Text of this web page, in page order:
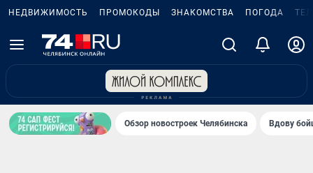
НЕДВИЖИМОСТЬ ПРОМОКОДЫ ЗНАКОМСТВА ПОГОДА
Обзор новостроек Челябинска Вдову